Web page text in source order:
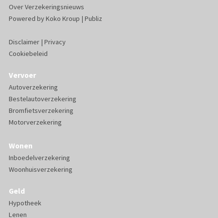
Over Verzekeringsnieuws
Powered byKoko Kroup | Publiz
Disclaimer| Privacy
Cookiebeleid
Vervoer
Autoverzekering
Bestelautoverzekering
Bromfietsverzekering
Motorverzekering
Wonen
Inboedelverzekering
Woonhuisverzekering
Geld
Hypotheek
Lenen